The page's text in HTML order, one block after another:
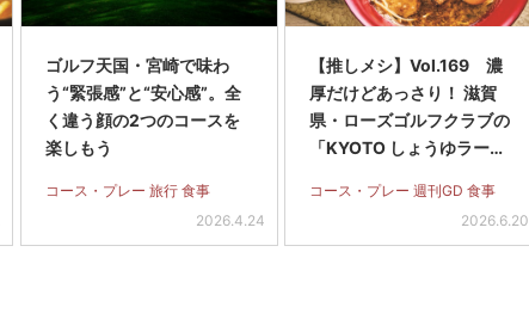
ゴルフ天国・宮崎で味わ
う“緊張感”と“安心感”。全
く違う顔の2つのコースを
楽しもう
コース・プレー 旅行 食事
2026.4.24
【推しメシ】Vol.169 濃
厚だけどあっさり！ 滋賀
県・ローズゴルフクラブの
「KYOTO しょうゆラーメ
コース・プレー 週刊GD 食事
2026.6.20